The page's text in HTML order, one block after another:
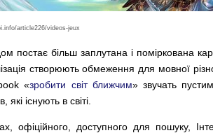
article226/videos-jeux
постає більш заплутана і поміркована
створюють обмеження для мовної
«зробити світ ближчим» звучать
які існують в світі.
офіційного, доступного для пошуку,